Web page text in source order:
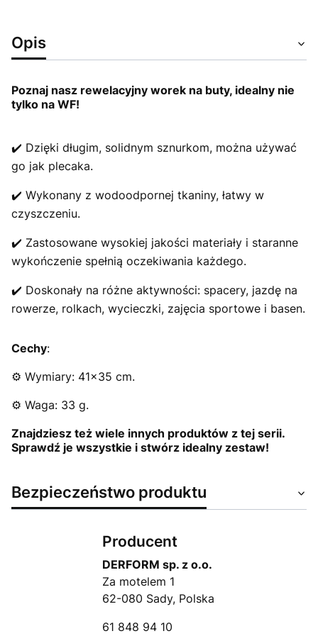
Opis
Poznaj nasz rewelacyjny worek na buty, idealny nie
tylko na WF!
✔️ Dzięki długim, solidnym sznurkom, można używać
go jak plecaka.
✔️ Wykonany z wodoodpornej tkaniny, łatwy w
czyszczeniu.
✔️ Zastosowane wysokiej jakości materiały i staranne
wykończenie spełnią oczekiwania każdego.
✔️ Doskonały na różne aktywności: spacery, jazdę na
rowerze, rolkach, wycieczki, zajęcia sportowe i basen.
Cechy:
⚙️ Wymiary: 41x35 cm.
⚙️ Waga: 33 g.
Znajdziesz też wiele innych produktów z tej serii.
Sprawdź je wszystkie i stwórz idealny zestaw!
Bezpieczeństwo produktu
Producent
DERFORM sp. z o.o.
Za motelem 1
62-080 Sady, Polska
61 848 94 10